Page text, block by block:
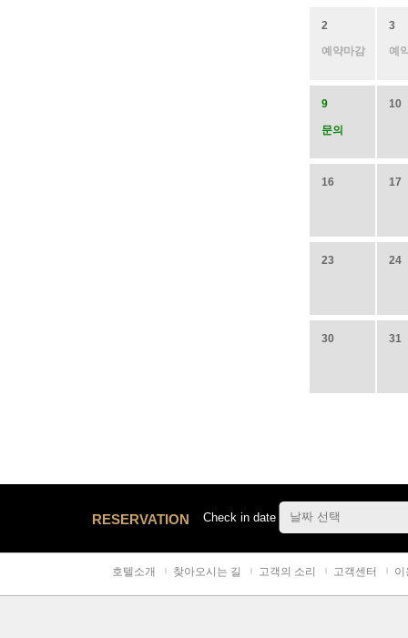
2
예약마감
3
예
9
문의
10
16 17
23 24
30 31
RESERVATION Check in date
호텔소개 찾아오시는 길 고객의 소리 고객센터 이